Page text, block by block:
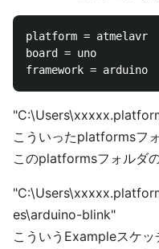
platform = atmelavr
board = uno
こういったplatformsフ
このplatformsフォルダの
es\arduino-blink"
こういうExampleスケッ